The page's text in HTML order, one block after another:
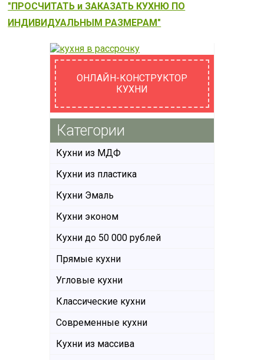
"ПРОСЧИТАТЬ и ЗАКАЗАТЬ КУХНЮ ПО
ИНДИВИДУАЛЬНЫМ РАЗМЕРАМ"
ОНЛАЙН-КОНСТРУКТОР
КУХНИ
Категории
Кухни из МДФ
Кухни из пластика
Кухни Эмаль
Кухни эконом
Кухни до 50 000 рублей
Прямые кухни
Угловые кухни
Классические кухни
Современные кухни
Кухни из массива